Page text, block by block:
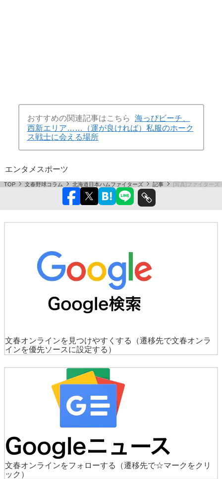
おすすめの関連記事はこちら
海っぴビーチ、
西新エリア……（運が良ければ）私服のホーク
ス戦士に会える場所
エンタメ スポーツ
TOP 文春野球コラム 北海道日本ハムファイターズ 記事 [写真]ファイター
文春オンラインを見つけやすくする
（遷移先で文春オンラ
インを優先ソースに設定する）
文春オンラインをフォローする
（遷移先で☆マークをクリ
ック）